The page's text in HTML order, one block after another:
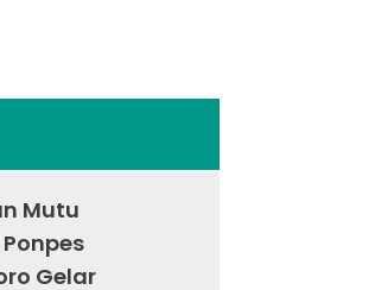
Mutu
Gelar